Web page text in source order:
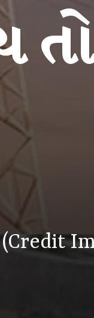
(Credit